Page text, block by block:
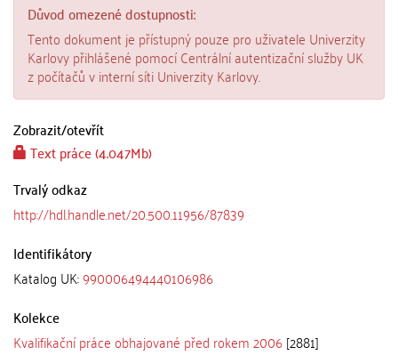
Důvod omezené dostupnosti:
Tento dokument je přístupný pouze pro uživatele Univerzity
Karlovy přihlášené pomocí Centrální autentizační služby UK
z počítačů v interní síti Univerzity Karlovy.
Zobrazit/otevřít
Text práce (4.047Mb)
Trvalý odkaz
http://hdl.handle.net/20.500.11956/87839
Identifikátory
Katalog UK:990006494440106986
Kolekce
Kvalifikační práce obhajované před rokem 2006[2881]